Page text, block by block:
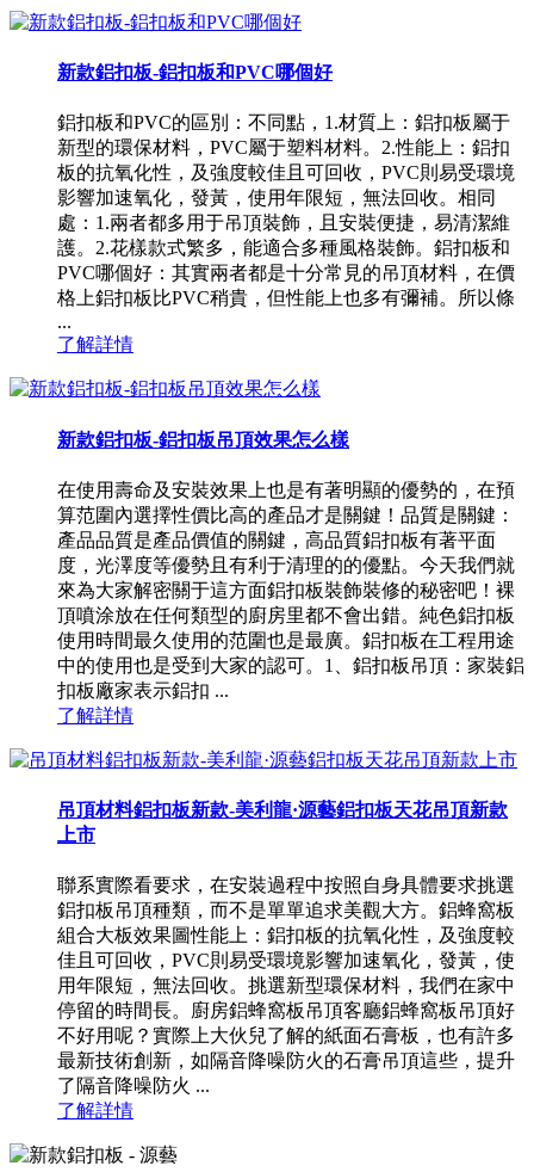
新款鋁扣板-鋁扣板和PVC哪個好
鋁扣板和PVC的區別：不同點，1.材質上：鋁扣板屬于
新型的環保材料，PVC屬于塑料材料。2.性能上：鋁扣
板的抗氧化性，及強度較佳且可回收，PVC則易受環境
影響加速氧化，發黃，使用年限短，無法回收。相同
處：1.兩者都多用于吊頂裝飾，且安裝便捷，易清潔維
護。2.花樣款式繁多，能適合多種風格裝飾。鋁扣板和
PVC哪個好：其實兩者都是十分常見的吊頂材料，在價
格上鋁扣板比PVC稍貴，但性能上也多有彌補。所以條
...
了解詳情
新款鋁扣板-鋁扣板吊頂效果怎么樣
在使用壽命及安裝效果上也是有著明顯的優勢的，在預
算范圍內選擇性價比高的產品才是關鍵！品質是關鍵：
產品品質是產品價值的關鍵，高品質鋁扣板有著平面
度，光澤度等優勢且有利于清理的的優點。今天我們就
來為大家解密關于這方面鋁扣板裝飾裝修的秘密吧！裸
頂噴涂放在任何類型的廚房里都不會出錯。純色鋁扣板
使用時間最久使用的范圍也是最廣。鋁扣板在工程用途
中的使用也是受到大家的認可。1、鋁扣板吊頂：家裝鋁
扣板廠家表示鋁扣 ...
了解詳情
吊頂材料鋁扣板新款-美利龍·源藝鋁扣板天花吊頂新款
上市
聯系實際看要求，在安裝過程中按照自身具體要求挑選
鋁扣板吊頂種類，而不是單單追求美觀大方。鋁蜂窩板
組合大板效果圖性能上：鋁扣板的抗氧化性，及強度較
佳且可回收，PVC則易受環境影響加速氧化，發黃，使
用年限短，無法回收。挑選新型環保材料，我們在家中
停留的時間長。廚房鋁蜂窩板吊頂客廳鋁蜂窩板吊頂好
不好用呢？實際上大伙兒了解的紙面石膏板，也有許多
最新技術創新，如隔音降噪防火的石膏吊頂這些，提升
了隔音降噪防火 ...
了解詳情